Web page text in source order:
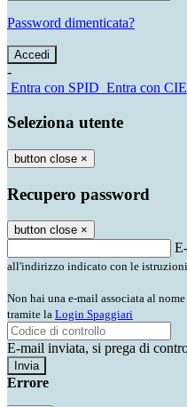
Password dimenticata?
-
Entra con SPID Entra con CIE
Seleziona utente
button close ×
Recupero password
button close ×
all'indirizzo indicato con le istruzioni
Non hai una e-mail associata al
tramite la Login Spaggiari
E-mail inviata, si prega di
Errore